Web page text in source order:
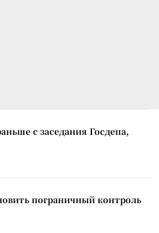
с заседания Госдепа,
пограничный контроль